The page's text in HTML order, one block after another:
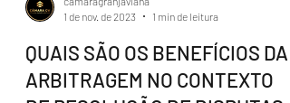
1 de nov. de 2023
1 min de leitura
QUAIS SÃO OS BENEFÍCIOS DA